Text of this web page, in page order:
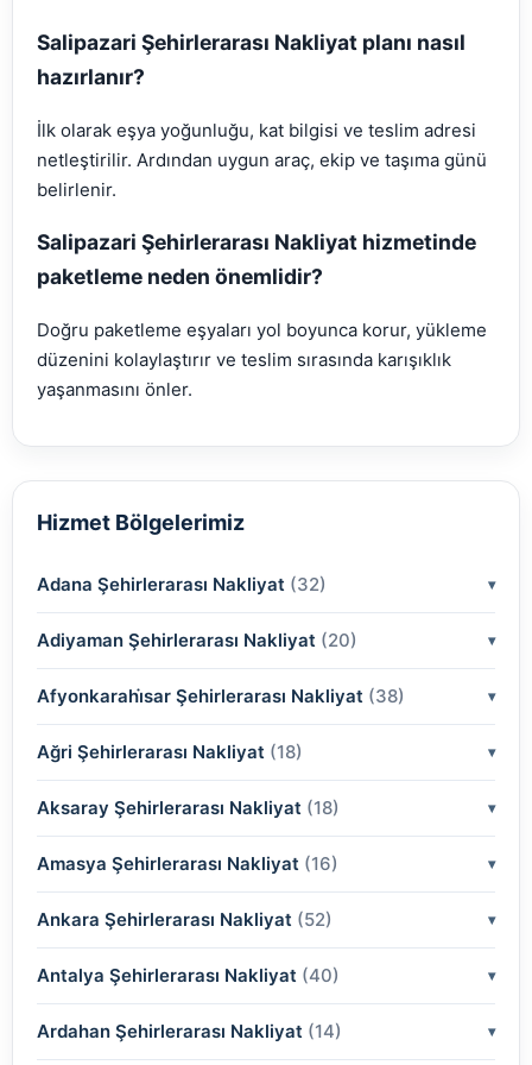
Salipazari Şehirlerarası Nakliyat planı nasıl
hazırlanır?
İlk olarak eşya yoğunluğu, kat bilgisi ve teslim adresi
netleştirilir. Ardından uygun araç, ekip ve taşıma günü
belirlenir.
Salipazari Şehirlerarası Nakliyat hizmetinde
paketleme neden önemlidir?
Doğru paketleme eşyaları yol boyunca korur, yükleme
düzenini kolaylaştırır ve teslim sırasında karışıklık
yaşanmasını önler.
Hizmet Bölgelerimiz
Adana Şehirlerarası Nakliyat (32)
(2)
(2)
(2)
(2)
(2)
(2)
(2)
(2)
Adiyaman Şehirlerarası Nakliyat (20)
(2)
(2)
(2)
(2)
(2)
(2)
(2)
Afyonkarahi̇sar Şehirlerarası Nakliyat (38)
(2)
(2)
(2)
(2)
(2)
(2)
Ağri Şehirlerarası Nakliyat (18)
(2)
(2)
(2)
(2)
(2)
Aksaray Şehirlerarası Nakliyat (18)
(2)
(2)
(2)
(2)
Amasya Şehirlerarası Nakliyat (16)
(2)
(2)
(2)
Ankara Şehirlerarası Nakliyat (52)
(2)
(2)
Antalya Şehirlerarası Nakliyat (40)
(2)
Ardahan Şehirlerarası Nakliyat (14)